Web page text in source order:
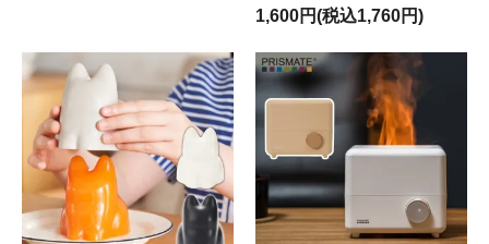
1,600円(税込1,760円)